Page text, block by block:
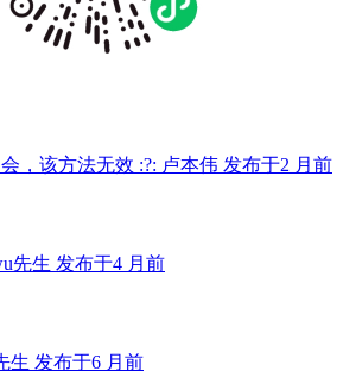
，该方法无效 :?: 卢本伟 发布于2 月前
先生 发布于4 月前
生 发布于6 月前